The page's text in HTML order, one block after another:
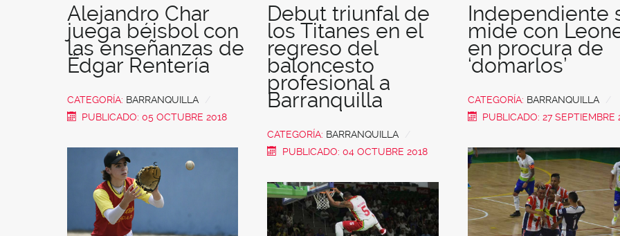
Alejandro Char
juega béisbol con
las enseñanzas de
Édgar Rentería
CATEGORÍA: BARRANQUILLA
PUBLICADO: 05 OCTUBRE 2018
Debut triunfal de
los Titanes en el
regreso del
baloncesto
profesional a
Barranquilla
CATEGORÍA: BARRANQUILLA
PUBLICADO: 04 OCTUBRE 2018
Independiente
mide con
en procura de
‘domarlos’
CATEGORÍA: BARRANQUILLA
PUBLICADO: 27 SEPTIEMBRE